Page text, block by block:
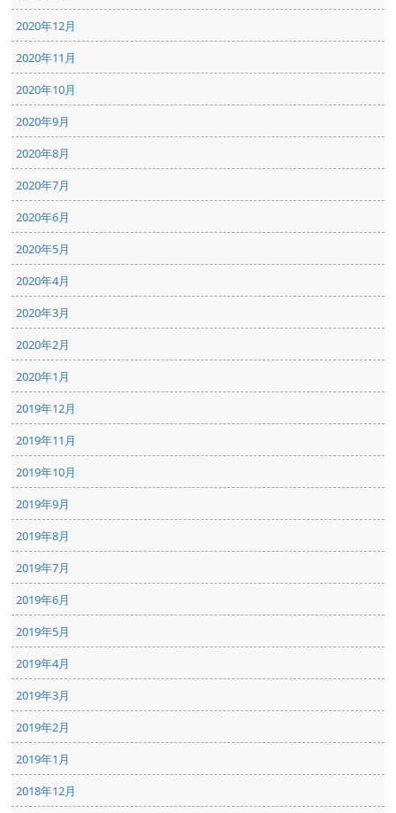
2020年12月
2020年11月
2020年10月
2020年9月
2020年8月
2020年7月
2020年6月
2020年5月
2020年4月
2020年3月
2020年2月
2020年1月
2019年12月
2019年11月
2019年10月
2019年9月
2019年8月
2019年7月
2019年6月
2019年5月
2019年4月
2019年3月
2019年2月
2019年1月
2018年12月